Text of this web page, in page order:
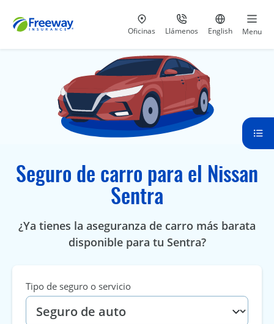
Visita nuestras
Oficinas Llámenos
al 800-441-5533
Ir al sitio
English Menu
Seguro de carro para el Nissan
Sentra
¿Ya tienes la aseguranza de carro más barata
disponible para tu Sentra?
Tipo de seguro o servicio